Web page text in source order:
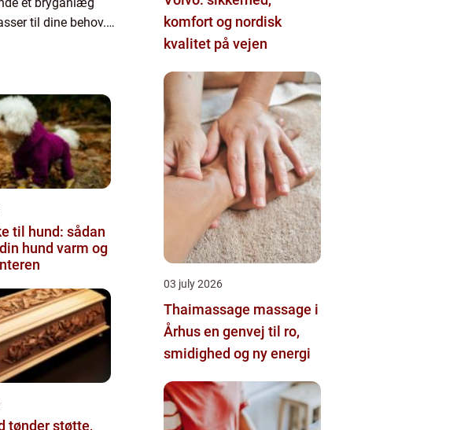
et bryganlæg
til dine behov.
til hund: sådan
hund varm og
støtte,
komfort og nordisk
kvalitet på vejen
03 july 2026
Thaimassage massage i
Århus en genvej til ro,
smidighed og ny energi